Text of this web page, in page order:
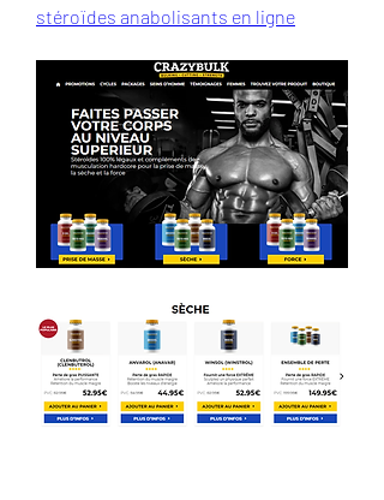
stéroïdes anabolisants en ligne